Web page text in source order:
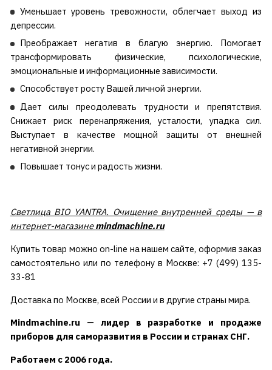
Уменьшает уровень тревожности, облегчает выход из
депрессии.
Преображает негатив в благую энергию. Помогает
трансформировать физические, психологические,
эмоциональные и информационные зависимости.
Способствует росту Вашей личной энергии.
Дает силы преодолевать трудности и препятствия.
Снижает риск перенапряжения, усталости, упадка сил.
Выступает в качестве мощной защиты от внешней
негативной энергии.
Повышает тонус и радость жизни.
Светлица BIO YANTRA. Очищение внутренней среды — в
интернет-магазинеmindmachine.ru
Купить товар можно on-line на нашем сайте, оформив заказ
самостоятельно или по телефону в Москве: +7 (499) 135-
33-81
Доставка по Москве, всей России и в другие страны мира.
Mindmachine.ru — лидер в разработке и продаже
приборов для саморазвития в России и странах СНГ.
Работаем с 2006 года.